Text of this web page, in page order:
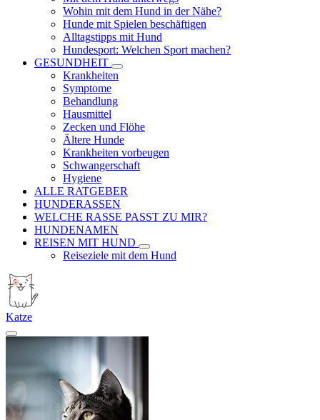
Wohin mit dem Hund in der Nähe?
Hunde mit Spielen beschäftigen
Alltagstipps mit Hund
Hundesport: Welchen Sport machen?
GESUNDHEIT
Krankheiten
Symptome
Behandlung
Hausmittel
Zecken und Flöhe
Ältere Hunde
Krankheiten vorbeugen
Schwangerschaft
Hygiene
ALLE RATGEBER
HUNDERASSEN
WELCHE RASSE PASST ZU MIR?
HUNDENAMEN
REISEN MIT HUND
Reiseziele mit dem Hund
Katze